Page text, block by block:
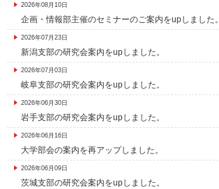
2026年08月10日
企画・情報部主催のセミナーのご案内をupしました。
2026年07月23日
新潟支部の研究会案内をupしました。
2026年07月03日
岐阜支部の研究会案内をupしました。
2026年06月30日
岩手支部の研究会案内をupしました。
2026年06月16日
大学部会の案内を再アップしました。
2026年06月09日
茨城支部の研究会案内をupしました。